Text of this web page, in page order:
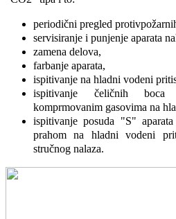
periodični pregled
servisiranje i punjenje aparata
zamena delova,
farbanje aparata,
ispitivanje na hladni vodeni
ispitivanje čeličnih boca
komprmovanim gasovima na
ispitivanje posuda "S"
prahom na hladni vodeni
stručnog nalaza.